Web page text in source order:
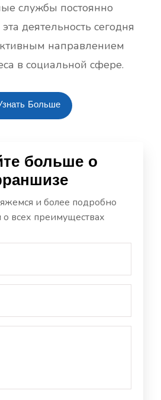
службы постоянно
деятельность сегодня
направлением
в социальной сфере.
Больше
больше о
и более подробно
о всех преимуществах